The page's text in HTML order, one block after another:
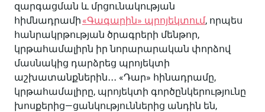
զարգացման և մրցունակության
հիմնադրամի «Գագարին» պրոյեկտում, որպես
հանրակրթության ծրագրերի մենթոր,
կրթահամալիրն իր նորարարական փորձով
մասնակից դարձրեց պրոյեկտի
աշխատանքներին․․․ «Դար» հինադրամը,
կրթահամալիրը, պրոյեկտի գործընկերությունը
խոսքերից—ցանկություններից անդին են,